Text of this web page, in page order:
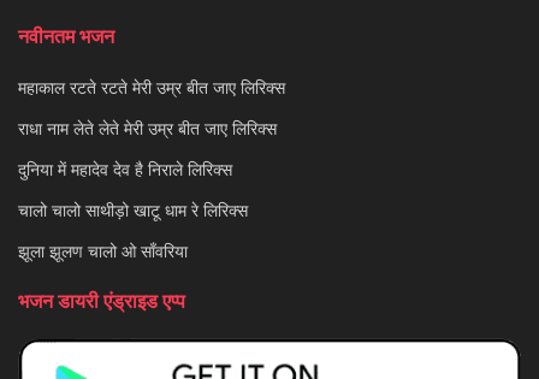
नवीनतम भजन
महाकाल रटते रटते मेरी उम्र बीत जाए लिरिक्स
राधा नाम लेते लेते मेरी उम्र बीत जाए लिरिक्स
दुनिया में महादेव देव है निराले लिरिक्स
चालो चालो साथीड़ो खाटू धाम रे लिरिक्स
झूला झूलण चालो ओ साँवरिया
भजन डायरी एंड्राइड एप्प